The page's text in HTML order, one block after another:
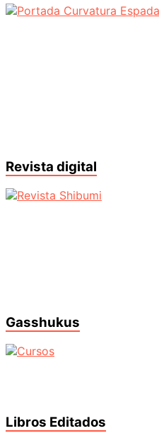
Revista digital
Gasshukus
Libros Editados